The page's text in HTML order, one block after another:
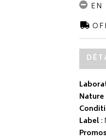
EN
Label: